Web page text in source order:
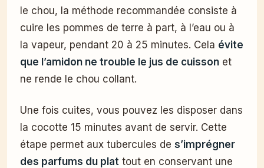
le chou, la méthode recommandée consiste à
cuire les pommes de terre à part, à l’eau ou à
la vapeur, pendant 20 à 25 minutes. Cela évite
que l’amidon ne trouble le jus de cuisson et
ne rende le chou collant.
Une fois cuites, vous pouvez les disposer dans
la cocotte 15 minutes avant de servir. Cette
étape permet aux tubercules de s’imprégner
des parfums du plat tout en conservant une